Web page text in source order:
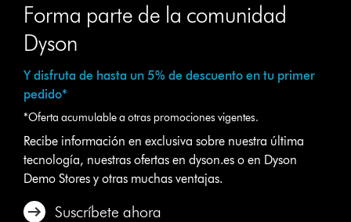
Forma parte de la comunidad
Dyson
Y disfruta de hasta un 5% de descuento en tu primer
pedido*
*Oferta acumulable a otras promociones vigentes.
Recibe información en exclusiva sobre nuestra última
tecnología, nuestras ofertas en dyson.es o en Dyson
Demo Stores y otras muchas ventajas.
Suscríbete ahora